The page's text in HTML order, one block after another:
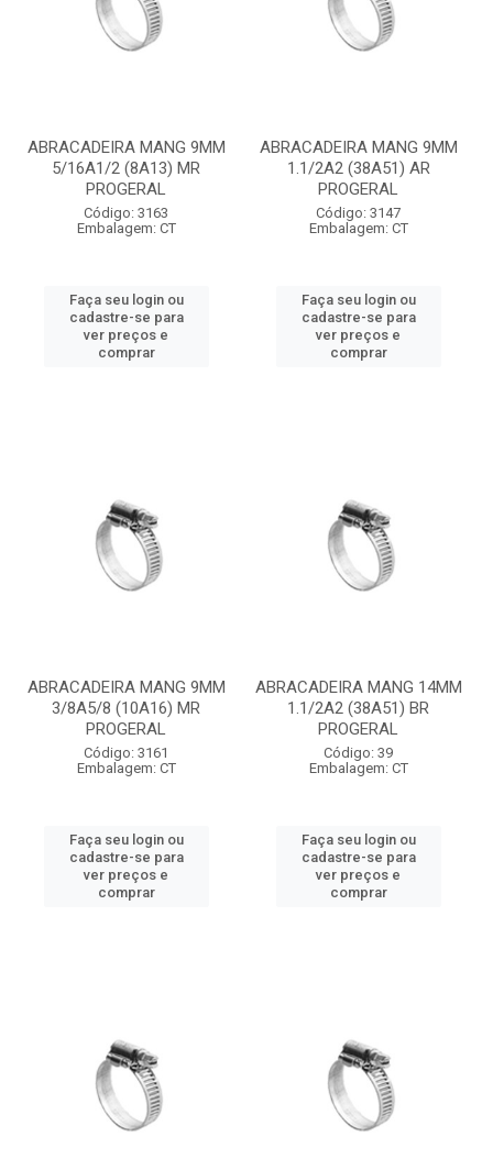
ABRACADEIRA MANG 9MM
5/16A1/2 (8A13) MR
PROGERAL
Código: 3163
Embalagem: CT
Faça seu login ou
cadastre-se para
ver preços e
comprar
ABRACADEIRA MANG 9MM
1.1/2A2 (38A51) AR
PROGERAL
Código: 3147
Embalagem: CT
Faça seu login ou
cadastre-se para
ver preços e
comprar
ABRACADEIRA MANG 9MM
3/8A5/8 (10A16) MR
PROGERAL
Código: 3161
Embalagem: CT
Faça seu login ou
cadastre-se para
ver preços e
comprar
ABRACADEIRA MANG 14MM
1.1/2A2 (38A51) BR
PROGERAL
Código: 39
Embalagem: CT
Faça seu login ou
cadastre-se para
ver preços e
comprar